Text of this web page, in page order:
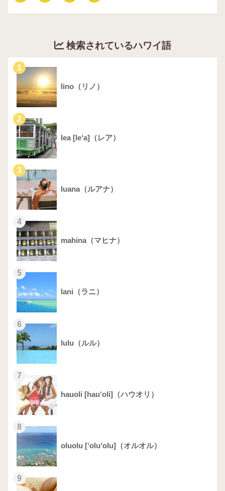
検索されているハワイ語
1
lino（リノ）
2
lea [le‘a]（レア）
3
luana（ルアナ）
4
mahina（マヒナ）
5
lani（ラニ）
6
lulu（ルル）
7
hauoli [hau‘oli]（ハウオリ）
8
oluolu [‘olu‘olu]（オルオル）
9